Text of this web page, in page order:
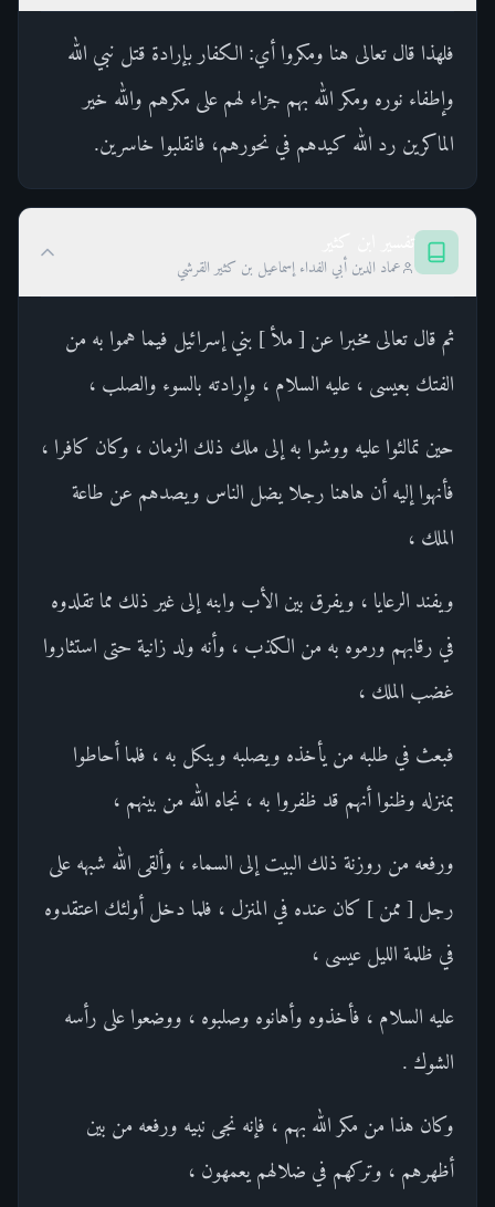
فلهذا قال تعالى هنا ومكروا أي: الكفار بإرادة قتل نبي الله
وإطفاء نوره ومكر الله بهم جزاء لهم على مكرهم والله خير
الماكرين رد الله كيدهم في نحورهم، فانقلبوا خاسرين.
عماد الدين أبي الفداء إسماعيل بن كثير القرشي
ثم قال تعالى مخبرا عن [ ملأ ] بني إسرائيل فيما هموا به من
الفتك بعيسى ، عليه السلام ، وإرادته بالسوء والصلب ،
حين تمالئوا عليه ووشوا به إلى ملك ذلك الزمان ، وكان كافرا ،
فأنهوا إليه أن هاهنا رجلا يضل الناس ويصدهم عن طاعة
الملك ،
ويفند الرعايا ، ويفرق بين الأب وابنه إلى غير ذلك مما تقلدوه
في رقابهم ورموه به من الكذب ، وأنه ولد زانية حتى استثاروا
غضب الملك ،
فبعث في طلبه من يأخذه ويصلبه وينكل به ، فلما أحاطوا
بمنزله وظنوا أنهم قد ظفروا به ، نجاه الله من بينهم ،
ورفعه من روزنة ذلك البيت إلى السماء ، وألقى الله شبهه على
رجل [ ممن ] كان عنده في المنزل ، فلما دخل أولئك اعتقدوه
في ظلمة الليل عيسى ،
عليه السلام ، فأخذوه وأهانوه وصلبوه ، ووضعوا على رأسه
الشوك .
وكان هذا من مكر الله بهم ، فإنه نجى نبيه ورفعه من بين
أظهرهم ، وتركهم في ضلالهم يعمهون ،